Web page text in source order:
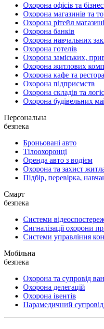
Охорона офісів та
Охорона магазинів та
Охорона рітейл
Охорона банків
Охорона навчальних
Охорона готелів
Охорона заміських,
Охорона житлових
Охорона кафе та
Охорона підприємств
Охорона складів та
Охорона будівельних
Персональна
безпека
Броньовані авто
Тілоохоронці
Оренда авто з водієм
Охорона та захист
Підбір, перевірка,
Смарт
безпека
Системи
Сигналізації охорони
Системи управління
Мобільна
безпека
Охорона та супровід
Охорона делегацій
Охорона івентів
Парамедичний супровід